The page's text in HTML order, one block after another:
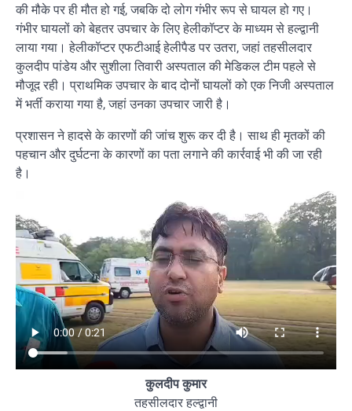
की मौके पर ही मौत हो गई, जबकि दो लोग गंभीर रूप से घायल हो गए।
गंभीर घायलों को बेहतर उपचार के लिए हेलीकॉप्टर के माध्यम से हल्द्वानी
लाया गया। हेलीकॉप्टर एफटीआई हेलीपैड पर उतरा, जहां तहसीलदार
कुलदीप पांडेय और सुशीला तिवारी अस्पताल की मेडिकल टीम पहले से
मौजूद रही। प्राथमिक उपचार के बाद दोनों घायलों को एक निजी अस्पताल
में भर्ती कराया गया है, जहां उनका उपचार जारी है।
प्रशासन ने हादसे के कारणों की जांच शुरू कर दी है। साथ ही मृतकों की
पहचान और दुर्घटना के कारणों का पता लगाने की कार्रवाई भी की जा रही
है।
कुलदीप कुमार
तहसीलदार हल्द्वानी